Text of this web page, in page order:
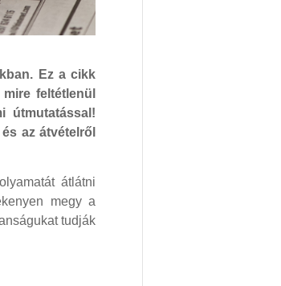
Ez a cikk
feltétlenül
útmutatással!
az átvételről
átlátni
megy a
tudják